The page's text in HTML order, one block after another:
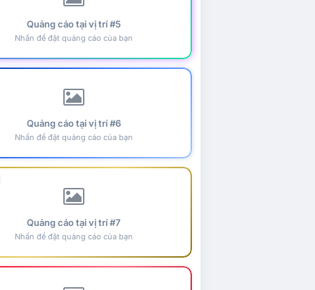
Quảng cáo tại vị trí #5
Nhấn để đặt quảng cáo của bạn
Quảng cáo tại vị trí #6
Nhấn để đặt quảng cáo của bạn
Quảng cáo tại vị trí #7
Nhấn để đặt quảng cáo của bạn